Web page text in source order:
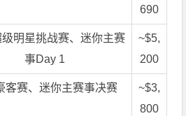
690
级明星挑战赛、迷你主赛
事Day 1
~$5,
200
客赛、迷你主赛事决赛
~$3,
800